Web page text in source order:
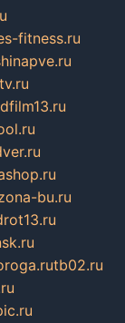
fitness.ru
bu.ru
tb02.ru